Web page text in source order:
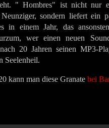
" Hombres" ist nicht nur
sondern liefert ein
in einem Jahr, das
wer einen neuen
20 Jahren seinen MP3-
Seelenheil.
kann man diese Granate bei